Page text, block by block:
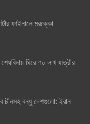
ফাইনালে মরক্কো
ঘিরে ৭০ লাখ যাত্রীর
চীনসহ বন্ধু দেশগুলো: ইরান